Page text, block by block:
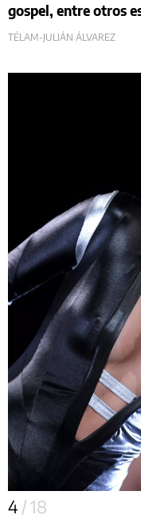
gospel, entre otros
TÉLAM-JULIÁN ÁLVAREZ
4 / 18